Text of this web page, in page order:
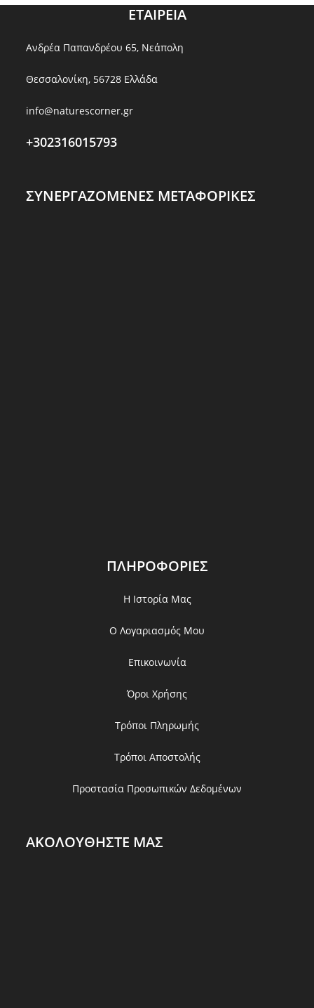
ΕΤΑΙΡΕΙΑ
Ανδρέα Παπανδρέου 65, Νεάπολη
Θεσσαλονίκη, 56728 Ελλάδα
info@naturescorner.gr
+302316015793
ΣΥΝΕΡΓΑΖΟΜΕΝΕΣ ΜΕΤΑΦΟΡΙΚΕΣ
ΠΛΗΡΟΦΟΡΙΕΣ
Η Ιστορία Μας
Ο Λογαριασμός Μου
Επικοινωνία
Όροι Χρήσης
Τρόποι Πληρωμής
Τρόποι Αποστολής
Προστασία Προσωπικών Δεδομένων
ΑΚΟΛΟΥΘΗΣΤΕ ΜΑΣ